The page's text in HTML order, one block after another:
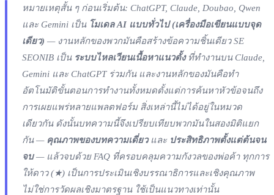
หมายเหตุสั้น ๆ ก่อนเริ่มต้น: ChatGPT, Claude, Doubao, Qwen
และ Gemini เป็น โมเดล AI แบบทั่วไป (เครื่องมือเขียนแบบจุด
เดียว) — งานหลักของพวกมันคือสร้างข้อความชิ้นเดียว SE
SEONIB เป็น ระบบไหลเวียนเนื้อหาแนวตั้งที่ทำงานบน Claude,
Gemini และ ChatGPT ร่วมกัน และงานหลักของมันคือทำ
อัตโนมัติขั้นตอนการทำงานทั้งหมดตั้งแต่การค้นหาหัวข้อจนถึง
การเผยแพร่หลายแพลตฟอร์ม สิ่งเหล่านี้ไม่ได้อยู่ในหมวด
เดียวกัน ดังนั้นบทความนี้จึงเปรียบเทียบพวกมันในสองมิติแยก
กัน — คุณภาพของบทความเดี่ยวและ ประสิทธิภาพตั้งแต่ต้นจน
จบ— แล้วจบด้วย FAQ ที่ครอบคลุมความกังวลของพ่อค้า ทุกการ
ให้ดาว (★) เป็นการประเมินเชิงบรรณาธิการและเชิงคุณภาพ
ไม่ใช่การวัดผลเชิงมาตรฐาน ใช้เป็นแนวทางเท่านั้น